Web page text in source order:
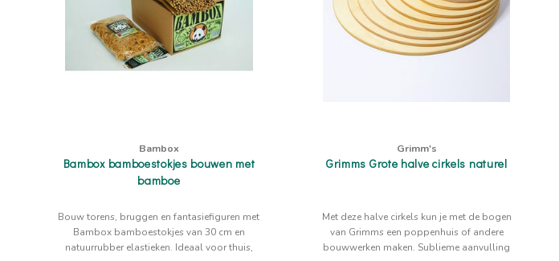
Bambox
Bambox bamboestokjes bouwen met
bamboe
Bouw torens, bruggen en fantasiefiguren met
Bambox bamboestokjes van 30 cm en
natuurrubber elastieken. Ideaal voor thuis,
Grimm's
Grimms Grote halve cirkels naturel
Met deze halve cirkels kun je met de bogen
van Grimms een poppenhuis of andere
bouwwerken maken. Sublieme aanvulling